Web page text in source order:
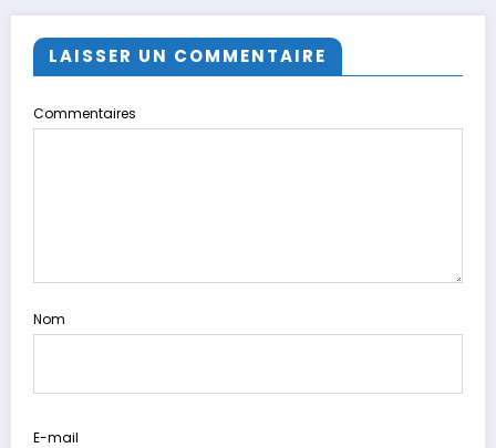
LAISSER UN COMMENTAIRE
Commentaires
Nom
E-mail